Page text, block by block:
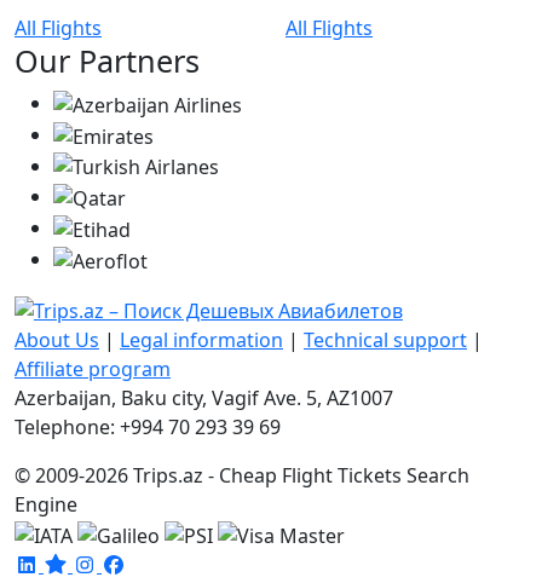
All Flights
All Flights
Our Partners
About Us | Legal information | Technical support |
Affiliate program
Azerbaijan, Baku city, Vagif Ave. 5, AZ1007
Telephone: +994 70 293 39 69
© 2009-2026 Trips.az - Cheap Flight Tickets Search
Engine